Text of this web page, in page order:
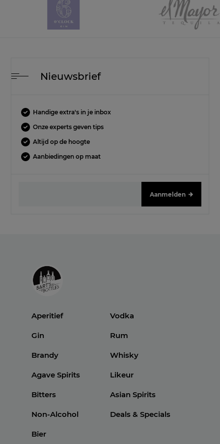
Nieuwsbrief
Handige extra's in je inbox
Onze experts geven tips
Altijd op de hoogte
Aanbiedingen op maat
Aanmelden
Aperitief Vodka
Gin Rum
Brandy Whisky
Agave Spirits Likeur
Bitters Asian Spirits
Non-Alcohol Deals & Specials
Bier